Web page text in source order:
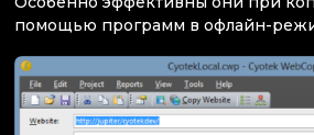
помощью программ в офлайн-